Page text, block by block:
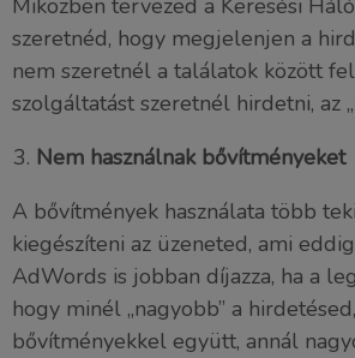
Miközben tervezed a Keresési
szeretnéd, hogy megjelenjen a
nem szeretnél a találatok között
szolgáltatást szeretnél hirdetni, az
Nem használnak bővítményeket
A bővítmények használata több
kiegészíteni az üzeneted, ami
AdWords is jobban díjazza, ha a
hogy minél „nagyobb” a
bővítményekkel együtt, annál